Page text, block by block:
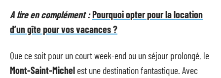
A lire en complément :Pourquoi opter pour la location
d’un gîte pour vos vacances ?
Que ce soit pour un court week-end ou un séjour prolongé, le
Mont-Saint-Michel est une destination fantastique. Avec